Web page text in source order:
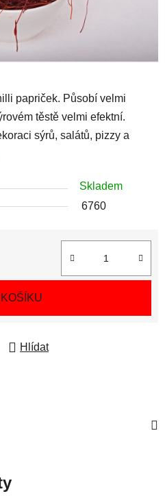
papriček. Působí velmi
těstě velmi efektní.
sýrů, salátů, pizzy a
Skladem
6760
Hlídat